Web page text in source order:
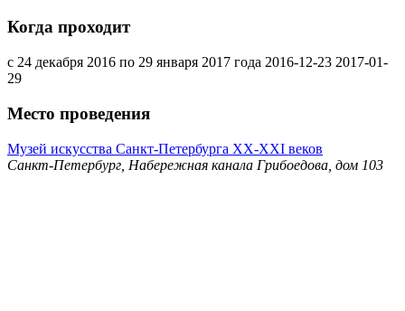
Когда проходит
с 24 декабря 2016 по 29 января 2017 года 2016-12-23 2017-01-
29
Место проведения
Музей искусства Санкт-Петербурга ХХ-ХХI веков
Санкт-Петербург, Набережная канала Грибоедова, дом 103